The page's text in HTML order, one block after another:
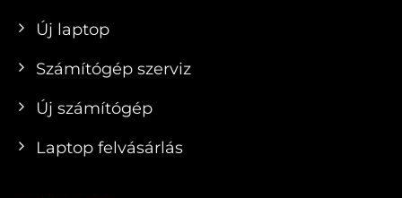
Új laptop
Számítógép szerviz
Új számítógép
Laptop felvásárlás